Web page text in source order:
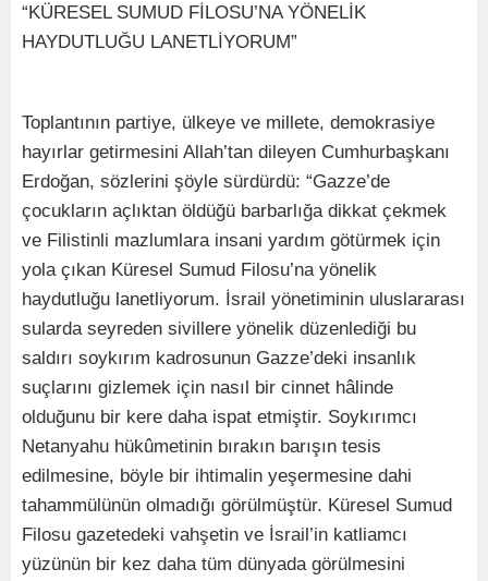
“KÜRESEL SUMUD FİLOSU’NA YÖNELİK
HAYDUTLUĞU LANETLİYORUM”
Toplantının partiye, ülkeye ve millete, demokrasiye
hayırlar getirmesini Allah’tan dileyen Cumhurbaşkanı
Erdoğan, sözlerini şöyle sürdürdü: “Gazze’de
çocukların açlıktan öldüğü barbarlığa dikkat çekmek
ve Filistinli mazlumlara insani yardım götürmek için
yola çıkan Küresel Sumud Filosu’na yönelik
haydutluğu lanetliyorum. İsrail yönetiminin uluslararası
sularda seyreden sivillere yönelik düzenlediği bu
saldırı soykırım kadrosunun Gazze’deki insanlık
suçlarını gizlemek için nasıl bir cinnet hâlinde
olduğunu bir kere daha ispat etmiştir. Soykırımcı
Netanyahu hükûmetinin bırakın barışın tesis
edilmesine, böyle bir ihtimalin yeşermesine dahi
tahammülünün olmadığı görülmüştür. Küresel Sumud
Filosu gazetedeki vahşetin ve İsrail’in katliamcı
yüzünün bir kez daha tüm dünyada görülmesini